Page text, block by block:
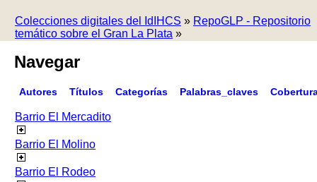
Colecciones digitales del IdIHCS » RepoGLP - Repositorio
temático sobre el Gran La Plata »
Navegar
Autores Títulos Categorías Palabras_claves
Barrio El Mercadito
Barrio El Molino
Barrio El Rodeo